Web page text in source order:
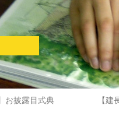
お披露目式典 【